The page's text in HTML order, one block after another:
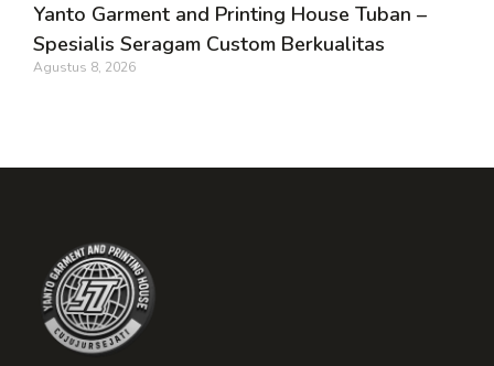
Yanto Garment and Printing House Tuban –
Spesialis Seragam Custom Berkualitas
Agustus 8, 2026